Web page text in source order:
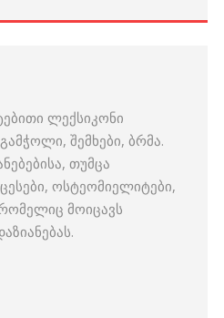
ლექსიკონი
შემხები, ბრმა.
თუმცა
ოსტეომიელიტები,
მოიცავს